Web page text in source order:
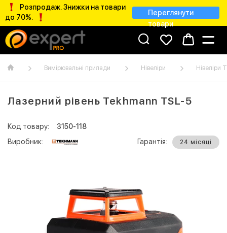
Розпродаж. Знижки на товари
до 70%.
Переглянути
товари
Вимірювальні прилади Нівеліри Нівеліри
Лазерний рівень Tekhmann TSL-5
Код товару:
3150-118
Виробник:
Гарантія: 24 місяці